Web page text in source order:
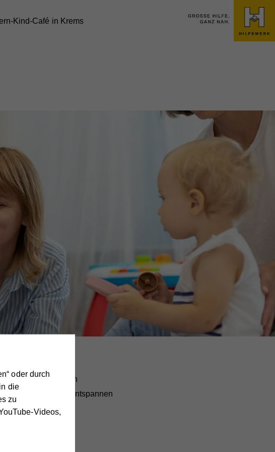
Kind-Café in Krems
sich auszutauschen
und zu entspannen
oder durch
die
zu
Videos,